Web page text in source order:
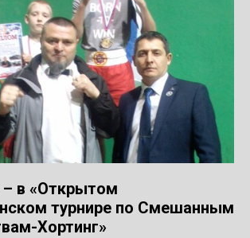
в «Открытом
турнире по Смешанным
Хортинг»